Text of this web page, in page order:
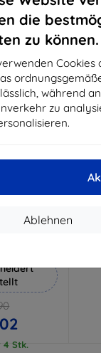
die
zu können.
Cookies
während
zu
Ablehnen
3 Stk.
EXTRA10
4 Stk.